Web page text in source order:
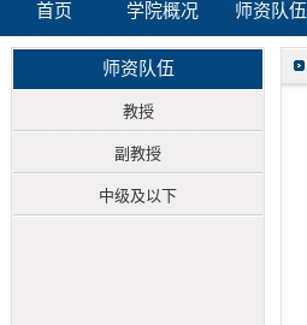
首页 学院概况 师资队伍
师资队伍
教授
副教授
中级及以下